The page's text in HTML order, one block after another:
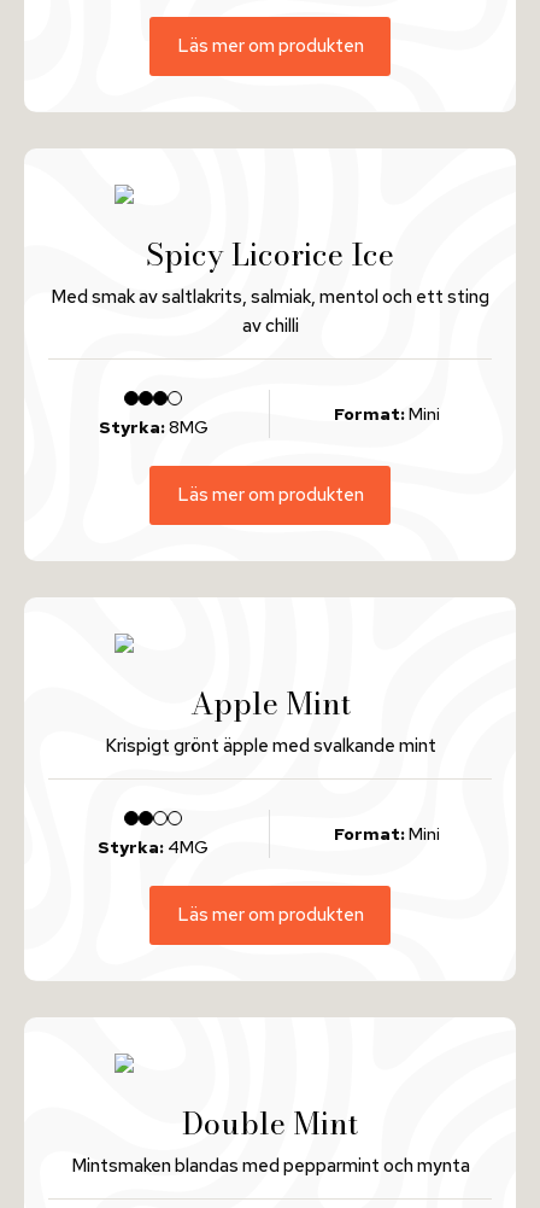
Läs mer om produkten
Spicy Licorice Ice
Med smak av saltlakrits, salmiak, mentol och ett sting
av chilli
Styrka:8MG
Format:Mini
Läs mer om produkten
Apple Mint
Krispigt grönt äpple med svalkande mint
Styrka: 4MG
Format:Mini
Läs mer om produkten
Double Mint
Mintsmaken blandas med pepparmint och mynta